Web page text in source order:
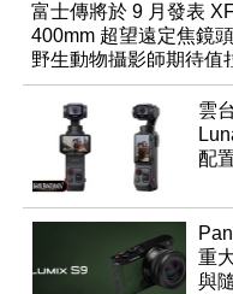
富士傳將於 9 月發表
400mm 超望遠定焦鏡
野生動物攝影師期待值
滿
雲
配
重
與